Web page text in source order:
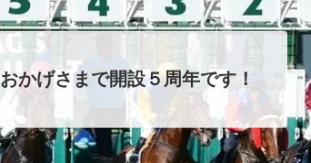
おかげさまで開設５周年です！